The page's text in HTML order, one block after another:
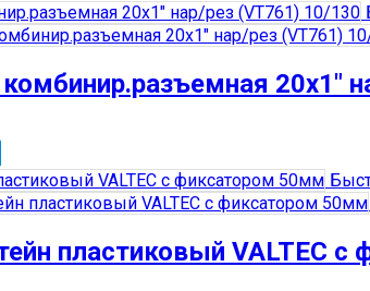
20х1″
пластиковый VALTEC